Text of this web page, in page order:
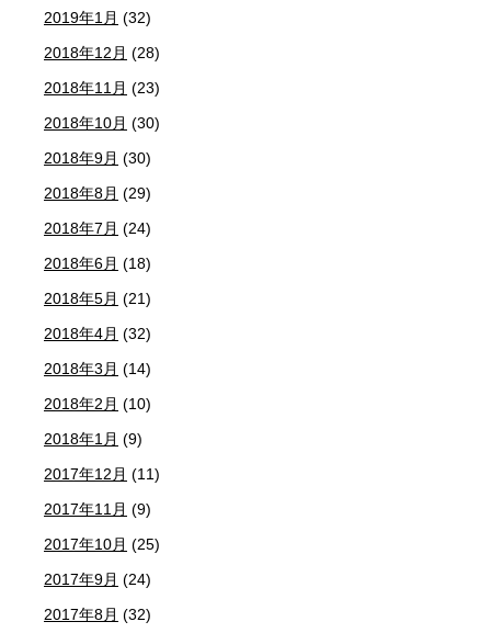
2019年1月 (32)
2018年12月 (28)
2018年11月 (23)
2018年10月 (30)
2018年9月 (30)
2018年8月 (29)
2018年7月 (24)
2018年6月 (18)
2018年5月 (21)
2018年4月 (32)
2018年3月 (14)
2018年2月 (10)
2018年1月 (9)
2017年12月 (11)
2017年11月 (9)
2017年10月 (25)
2017年9月 (24)
2017年8月 (32)